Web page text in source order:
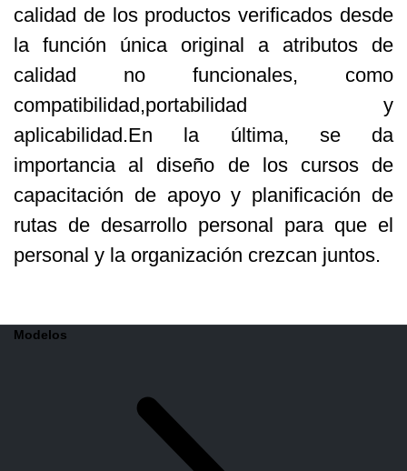
calidad de los productos verificados desde
la función única original a atributos de
calidad no funcionales, como
compatibilidad,portabilidad y
aplicabilidad.En la última, se da
importancia al diseño de los cursos de
capacitación de apoyo y planificación de
rutas de desarrollo personal para que el
personal y la organización crezcan juntos.
Modelos